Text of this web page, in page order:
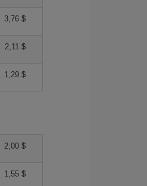
3,76 $
2,11 $
1,29 $
2,00 $
1,55 $